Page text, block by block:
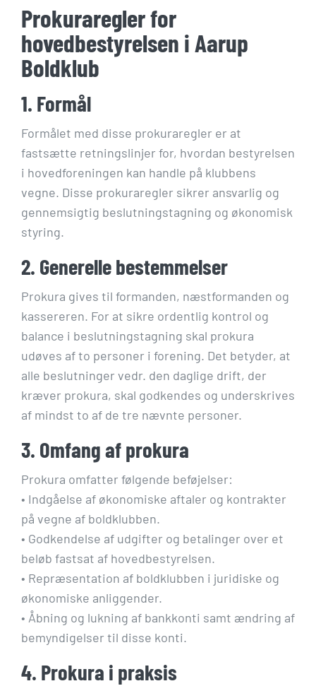
Prokuraregler for
hovedbestyrelsen i Aarup
Boldklub
1. Formål
Formålet med disse prokuraregler er at
fastsætte retningslinjer for, hvordan bestyrelsen
i hovedforeningen kan handle på klubbens
vegne. Disse prokuraregler sikrer ansvarlig og
gennemsigtig beslutningstagning og økonomisk
styring.
2. Generelle bestemmelser
Prokura gives til formanden, næstformanden og
kassereren. For at sikre ordentlig kontrol og
balance i beslutningstagning skal prokura
udøves af to personer i forening. Det betyder, at
alle beslutninger vedr. den daglige drift, der
kræver prokura, skal godkendes og underskrives
af mindst to af de tre nævnte personer.
3. Omfang af prokura
Prokura omfatter følgende beføjelser:
• Indgåelse af økonomiske aftaler og kontrakter
på vegne af boldklubben.
• Godkendelse af udgifter og betalinger over et
beløb fastsat af hovedbestyrelsen.
• Repræsentation af boldklubben i juridiske og
økonomiske anliggender.
• Åbning og lukning af bankkonti samt ændring af
bemyndigelser til disse konti.
4. Prokura i praksis